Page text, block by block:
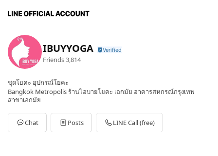
IBUYYOGA
Friends3,814
ชุดโยคะ อุปกรณ์โยคะ
Bangkok Metropolis ร้านไอบายโยคะ เอกมัย อาคารสหกรณ์กรุงเทพ
สาขาเอกมัย
Chat Posts LINE Call (free)